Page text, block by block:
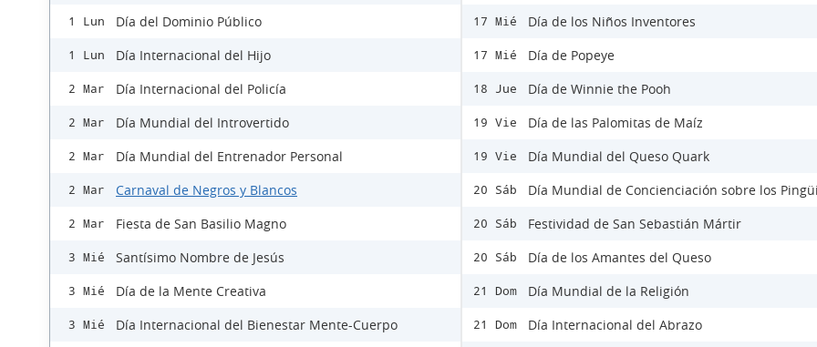
1 Lun Día del Dominio Público
1 Lun Día Internacional del Hijo
2 Mar Día Internacional del Policía
2 Mar Día Mundial del Introvertido
2 Mar Día Mundial del Entrenador Personal
2 Mar Carnaval de Negros y Blancos
2 Mar Fiesta de San Basilio Magno
3 Mié Santísimo Nombre de Jesús
3 Mié Día de la Mente Creativa
3 Mié Día Internacional del Bienestar Mente-Cuerpo
17 Mié Día de los Niños Inventores
17 Mié Día de Popeye
18 Jue Día de Winnie the Pooh
19 Vie Día de las Palomitas de Maíz
19 Vie Día Mundial del Queso Quark
20 Sáb Día Mundial de Concienciación sobre los
20 Sáb Festividad de San Sebastián Mártir
20 Sáb Día de los Amantes del Queso
21 Dom Día Mundial de la Religión
21 Dom Día Internacional del Abrazo